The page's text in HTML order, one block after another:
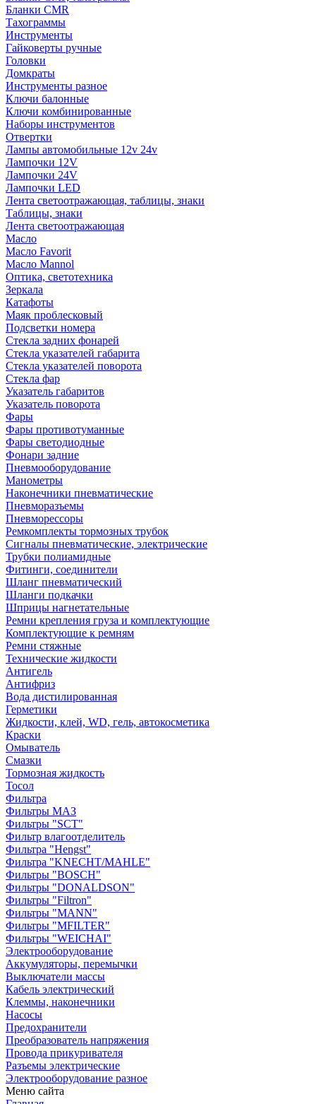
Бланки CMR
Тахограммы
Инструменты
Гайковерты ручные
Головки
Домкраты
Инструменты разное
Ключи балонные
Ключи комбинированные
Наборы инструментов
Отвертки
Лампы автомобильные 12v 24v
Лампочки 12V
Лампочки 24V
Лампочки LED
Лента светоотражающая, таблицы, знаки
Таблицы, знаки
Лента светоотражающая
Масло
Масло Favorit
Масло Mannol
Оптика, светотехника
Зеркала
Катафоты
Маяк проблесковый
Подсветки номера
Стекла задних фонарей
Стекла указателей габарита
Стекла указателей поворота
Стекла фар
Указатель габаритов
Указатель поворота
Фары
Фары противотуманные
Фары светодиодные
Фонари задние
Пневмооборудование
Манометры
Наконечники пневматические
Пневморазъемы
Пневморессоры
Ремкомплекты тормозных трубок
Сигналы пневматические, электрические
Трубки полиамидные
Фитинги, соединители
Шланг пневматический
Шланги подкачки
Шприцы нагнетательные
Ремни крепления груза и комплектующие
Комплектующие к ремням
Ремни стяжные
Технические жидкости
Антигель
Антифриз
Вода дистилированная
Герметики
Жидкости, клей, WD, гель, автокосметика
Краски
Омыватель
Смазки
Тормозная жидкость
Тосол
Фильтра
Фильтры МАЗ
Фильтры "SCT"
Фильтр влагоотделитель
Фильтра "Hengst"
Фильтра "KNECHT/MAHLE"
Фильтры "BOSCH"
Фильтры "DONALDSON"
Фильтры "Filtron"
Фильтры "MANN"
Фильтры "MFILTER"
Фильтры "WEICHAI"
Электрооборудование
Аккумуляторы, перемычки
Выключатели массы
Кабель электрический
Клеммы, наконечники
Насосы
Предохранители
Преобразователь напряжения
Провода прикуривателя
Разъемы электрические
Электрооборудование разное
Меню сайта